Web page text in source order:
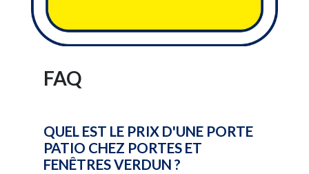
FAQ
QUEL EST LE PRIX D'UNE PORTE
PATIO CHEZ PORTES ET
FENÊTRES VERDUN ?